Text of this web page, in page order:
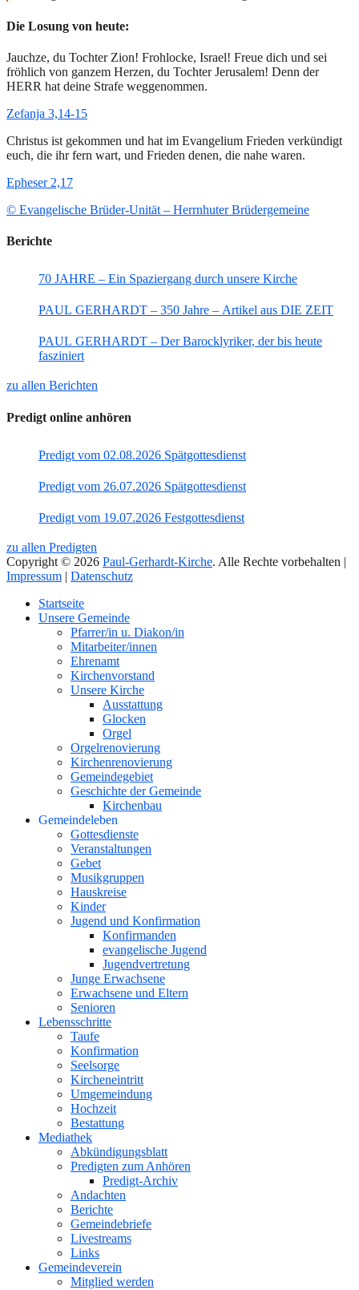
Die Losung von heute:
Jauchze, du Tochter Zion! Frohlocke, Israel! Freue dich und sei
fröhlich von ganzem Herzen, du Tochter Jerusalem! Denn der
HERR hat deine Strafe weggenommen.
Zefanja 3,14-15
Christus ist gekommen und hat im Evangelium Frieden verkündigt
euch, die ihr fern wart, und Frieden denen, die nahe waren.
Epheser 2,17
© Evangelische Brüder-Unität – Herrnhuter Brüdergemeine
Berichte
70 JAHRE – Ein Spaziergang durch unsere Kirche
PAUL GERHARDT – 350 Jahre – Artikel aus DIE ZEIT
PAUL GERHARDT – Der Barocklyriker, der bis heute
fasziniert
zu allen Berichten
Predigt online anhören
Predigt vom 02.08.2026 Spätgottesdienst
Predigt vom 26.07.2026 Spätgottesdienst
Predigt vom 19.07.2026 Festgottesdienst
zu allen Predigten
Copyright © 2026 Paul-Gerhardt-Kirche. Alle Rechte vorbehalten |
Impressum | Datenschutz
oben
Startseite
Unsere Gemeinde
Pfarrer/in u. Diakon/in
Mitarbeiter/innen
Ehrenamt
Kirchenvorstand
Unsere Kirche
Ausstattung
Glocken
Orgel
Orgelrenovierung
Kirchenrenovierung
Gemeindegebiet
Geschichte der Gemeinde
Kirchenbau
Gemeindeleben
Gottesdienste
Veranstaltungen
Gebet
Musikgruppen
Hauskreise
Kinder
Jugend und Konfirmation
Konfirmanden
evangelische Jugend
Jugendvertretung
Junge Erwachsene
Erwachsene und Eltern
Senioren
Lebensschritte
Taufe
Konfirmation
Seelsorge
Kircheneintritt
Umgemeindung
Hochzeit
Bestattung
Mediathek
Abkündigungsblatt
Predigten zum Anhören
Predigt-Archiv
Andachten
Berichte
Gemeindebriefe
Livestreams
Links
Gemeindeverein
Mitglied werden